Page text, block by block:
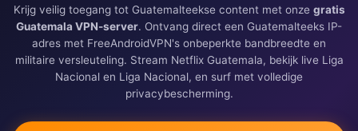
Krijg veilig toegang tot Guatemalteekse content met onze gratis
Guatemala VPN-server. Ontvang direct een Guatemalteeks IP-
adres met FreeAndroidVPN's onbeperkte bandbreedte en
militaire versleuteling. Stream Netflix Guatemala, bekijk live Liga
Nacional en Liga Nacional, en surf met volledige
privacybescherming.